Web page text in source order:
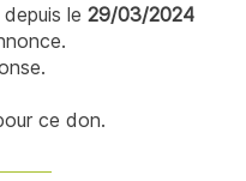
le 29/03/2024
ce don.